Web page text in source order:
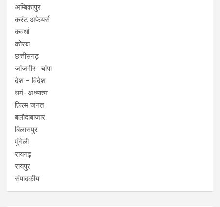
अम्बिकापुर
करंट अफेयर्स
कवर्धा
कोरबा
छत्तीसगढ़
जांजगीर -चांपा
देश – विदेश
धर्म- अध्यात्म
फ़िल्म जगत
बलौदाबाजार
बिलासपुर
मुंगेली
रायगढ़
रायपुर
संपादकीय